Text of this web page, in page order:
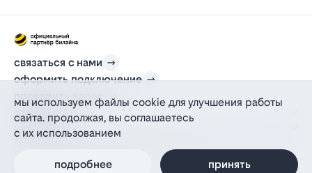
связаться с нами
оформить подключение
проверить адрес
для дома
информация
действующий на основании агентского договора
политика персональных данных
мы используем файлы cookie для улучшения работы
сайта. продолжая, вы соглашаетесь
с их использованием
подробнее принять